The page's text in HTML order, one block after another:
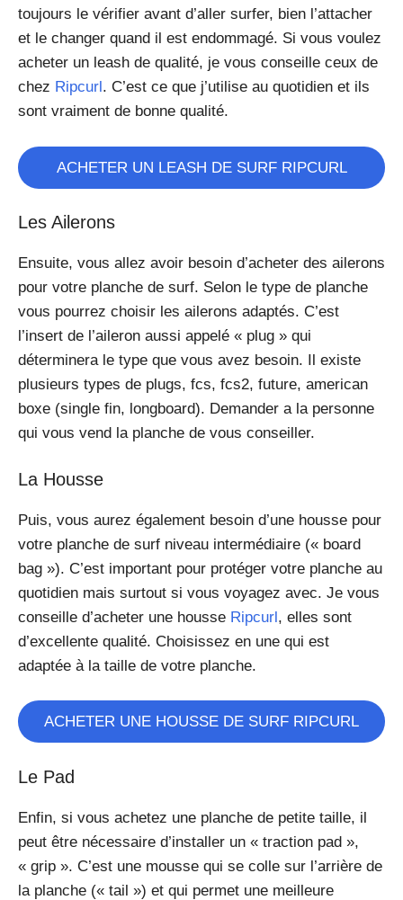
toujours le vérifier avant d’aller surfer, bien l’attacher
et le changer quand il est endommagé. Si vous voulez
acheter un leash de qualité, je vous conseille ceux de
chez Ripcurl . C’est ce que j’utilise au quotidien et ils
sont vraiment de bonne qualité.
ACHETER UN LEASH DE SURF RIPCURL
Les Ailerons
Ensuite, vous allez avoir besoin d’acheter des ailerons
pour votre planche de surf. Selon le type de planche
vous pourrez choisir les ailerons adaptés. C’est
l’insert de l’aileron aussi appelé « plug » qui
déterminera le type que vous avez besoin. Il existe
plusieurs types de plugs, fcs, fcs2, future, american
boxe (single fin, longboard). Demander a la personne
qui vous vend la planche de vous conseiller.
La Housse
Puis, vous aurez également besoin d’une housse pour
votre planche de surf niveau intermédiaire (« board
bag »). C’est important pour protéger votre planche au
quotidien mais surtout si vous voyagez avec. Je vous
conseille d’acheter une housse Ripcurl, elles sont
d’excellente qualité. Choisissez en une qui est
adaptée à la taille de votre planche.
ACHETER UNE HOUSSE DE SURF RIPCURL
Le Pad
Enfin, si vous achetez une planche de petite taille, il
peut être nécessaire d’installer un « traction pad »,
« grip ». C’est une mousse qui se colle sur l’arrière de
la planche (« tail ») et qui permet une meilleure